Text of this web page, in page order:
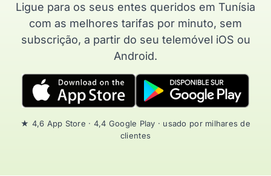
Ligue para os seus entes queridos em Tunísia
com as melhores tarifas por minuto, sem
subscrição, a partir do seu telemóvel iOS ou
Android.
★ 4,6 App Store · 4,4 Google Play · usado por milhares de
clientes